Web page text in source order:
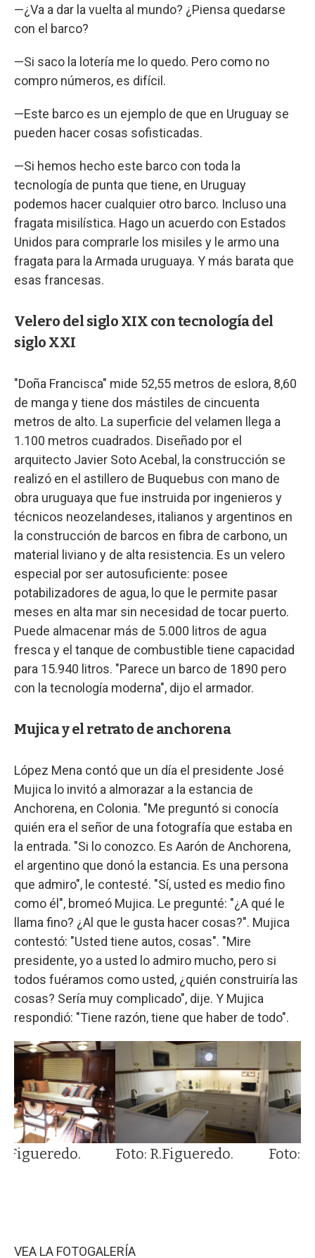
—¿Va a dar la vuelta al mundo? ¿Piensa quedarse
con el barco?
—Si saco la lotería me lo quedo. Pero como no
compro números, es difícil.
—Este barco es un ejemplo de que en Uruguay se
pueden hacer cosas sofisticadas.
—Si hemos hecho este barco con toda la
tecnología de punta que tiene, en Uruguay
podemos hacer cualquier otro barco. Incluso una
fragata misilística. Hago un acuerdo con Estados
Unidos para comprarle los misiles y le armo una
fragata para la Armada uruguaya. Y más barata que
esas francesas.
Velero del siglo XIX con tecnología del
siglo XXI
"Doña Francisca" mide 52,55 metros de eslora, 8,60
de manga y tiene dos mástiles de cincuenta
metros de alto. La superficie del velamen llega a
1.100 metros cuadrados. Diseñado por el
arquitecto Javier Soto Acebal, la construcción se
realizó en el astillero de Buquebus con mano de
obra uruguaya que fue instruida por ingenieros y
técnicos neozelandeses, italianos y argentinos en
la construcción de barcos en fibra de carbono, un
material liviano y de alta resistencia. Es un velero
especial por ser autosuficiente: posee
potabilizadores de agua, lo que le permite pasar
meses en alta mar sin necesidad de tocar puerto.
Puede almacenar más de 5.000 litros de agua
fresca y el tanque de combustible tiene capacidad
para 15.940 litros. "Parece un barco de 1890 pero
con la tecnología moderna", dijo el armador.
Mujica y el retrato de anchorena
López Mena contó que un día el presidente José
Mujica lo invitó a almorazar a la estancia de
Anchorena, en Colonia. "Me preguntó si conocía
quién era el señor de una fotografía que estaba en
la entrada. "Si lo conozco. Es Aarón de Anchorena,
el argentino que donó la estancia. Es una persona
que admiro", le contesté. "Sí, usted es medio fino
como él", bromeó Mujica. Le pregunté: "¿A qué le
llama fino? ¿Al que le gusta hacer cosas?". Mujica
contestó: "Usted tiene autos, cosas". "Mire
presidente, yo a usted lo admiro mucho, pero si
todos fuéramos como usted, ¿quién construiría las
cosas? Sería muy complicado", dije. Y Mujica
respondió: "Tiene razón, tiene que haber de todo".
Foto: R.Figueredo. Foto:
VEA LA FOTOGALERÍA